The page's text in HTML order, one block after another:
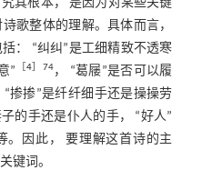
其根本， 是因为对某些关键
歌整体的理解。具体而言，
： “纠纠”是工细精致不透寒
” ［4 ］74， “葛屦”是否可以履
掺掺”是纤纤细手还是操操劳
的手还是仆人的手， “好人”
。因此， 要理解这首诗的主
键词。